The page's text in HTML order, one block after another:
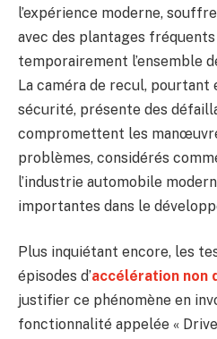
l’expérience moderne,
avec des plantages
temporairement l’ensemble
La caméra de recul,
sécurité, présente des
compromettent les
problèmes, considérés
l’industrie automobile
importantes dans le
Plus inquiétant encore, les
épisodes d’accélération non
justifier ce phénomène en
fonctionnalité appelée «